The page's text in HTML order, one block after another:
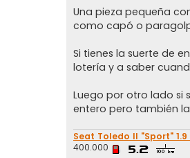
j
e
Una pieza pequeña
como capó o
Si tienes la suerte de
lotería y a saber
Luego por otro lado si
entero pero también
Seat Toledo II "Sport" 1.9
400.000